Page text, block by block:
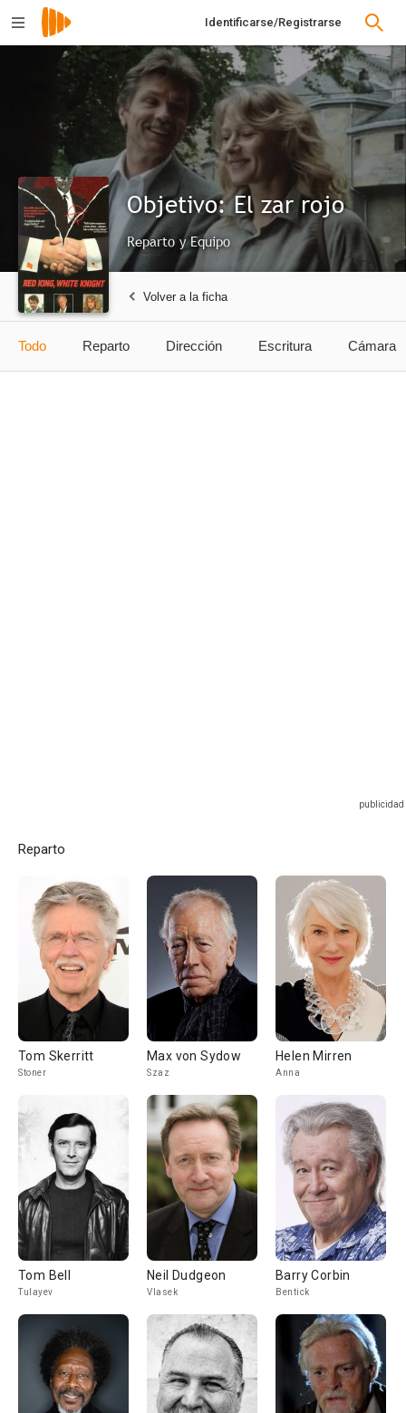
Identificarse/Registrarse
Objetivo: El zar rojo
Reparto y Equipo
Volver a la ficha
Todo Reparto Dirección Escritura Cámara
Reparto
Tom Skerritt
Stoner
Max von Sydow
Szaz
Helen Mirren
Anna
Tom Bell
Tulayev
Neil Dudgeon
Vlasek
Barry Corbin
Bentick